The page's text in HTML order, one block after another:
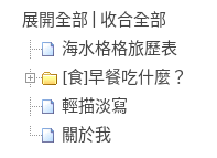
展開全部
收合全部
海水格格旅歷表
[食]早餐吃什麼？
輕描淡寫
關於我